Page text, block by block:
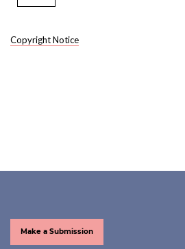
Copyright Notice
Make a Submission